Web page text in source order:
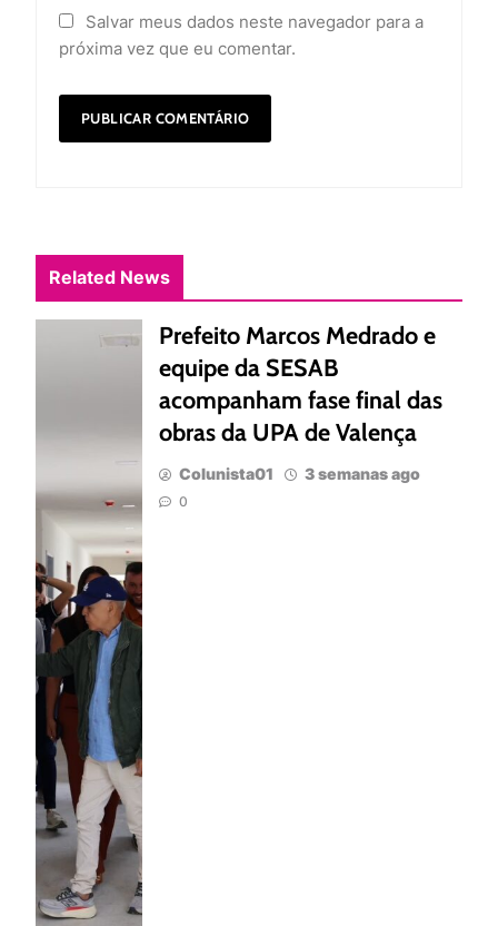
Salvar meus dados neste navegador para a
próxima vez que eu comentar.
Related News
Prefeito Marcos Medrado e
equipe da SESAB
acompanham fase final das
obras da UPA de Valença
Colunista01 3 semanas ago
0